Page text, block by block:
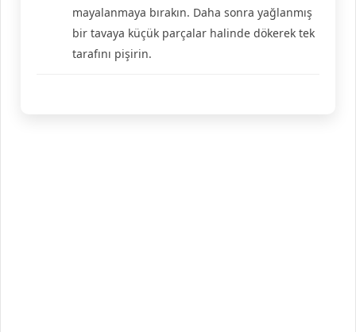
mayalanmaya bırakın. Daha sonra yağlanmış
bir tavaya küçük parçalar halinde dökerek tek
tarafını pişirin.